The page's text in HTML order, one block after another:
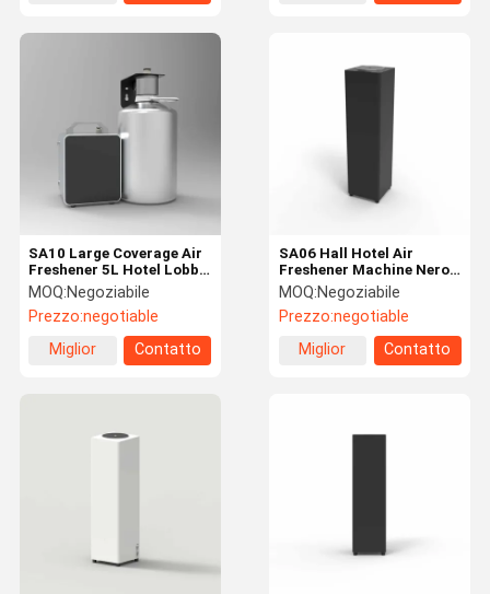
SA10 Large Coverage Air
Freshener 5L Hotel Lobby
Aroma Diffuser HVAC
MOQ:Negoziabile
Prezzo:negotiable
Miglior
Contatto
SA06 Hall Hotel Air
Freshener Machine Nero
Large Area Coverage Con
Low DB
MOQ:Negoziabile
Prezzo:negotiable
Miglior
Contatto